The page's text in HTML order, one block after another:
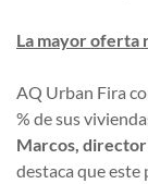
La mayor oferta
AQ Urban Fira
% de sus
Marcos,
destaca que este